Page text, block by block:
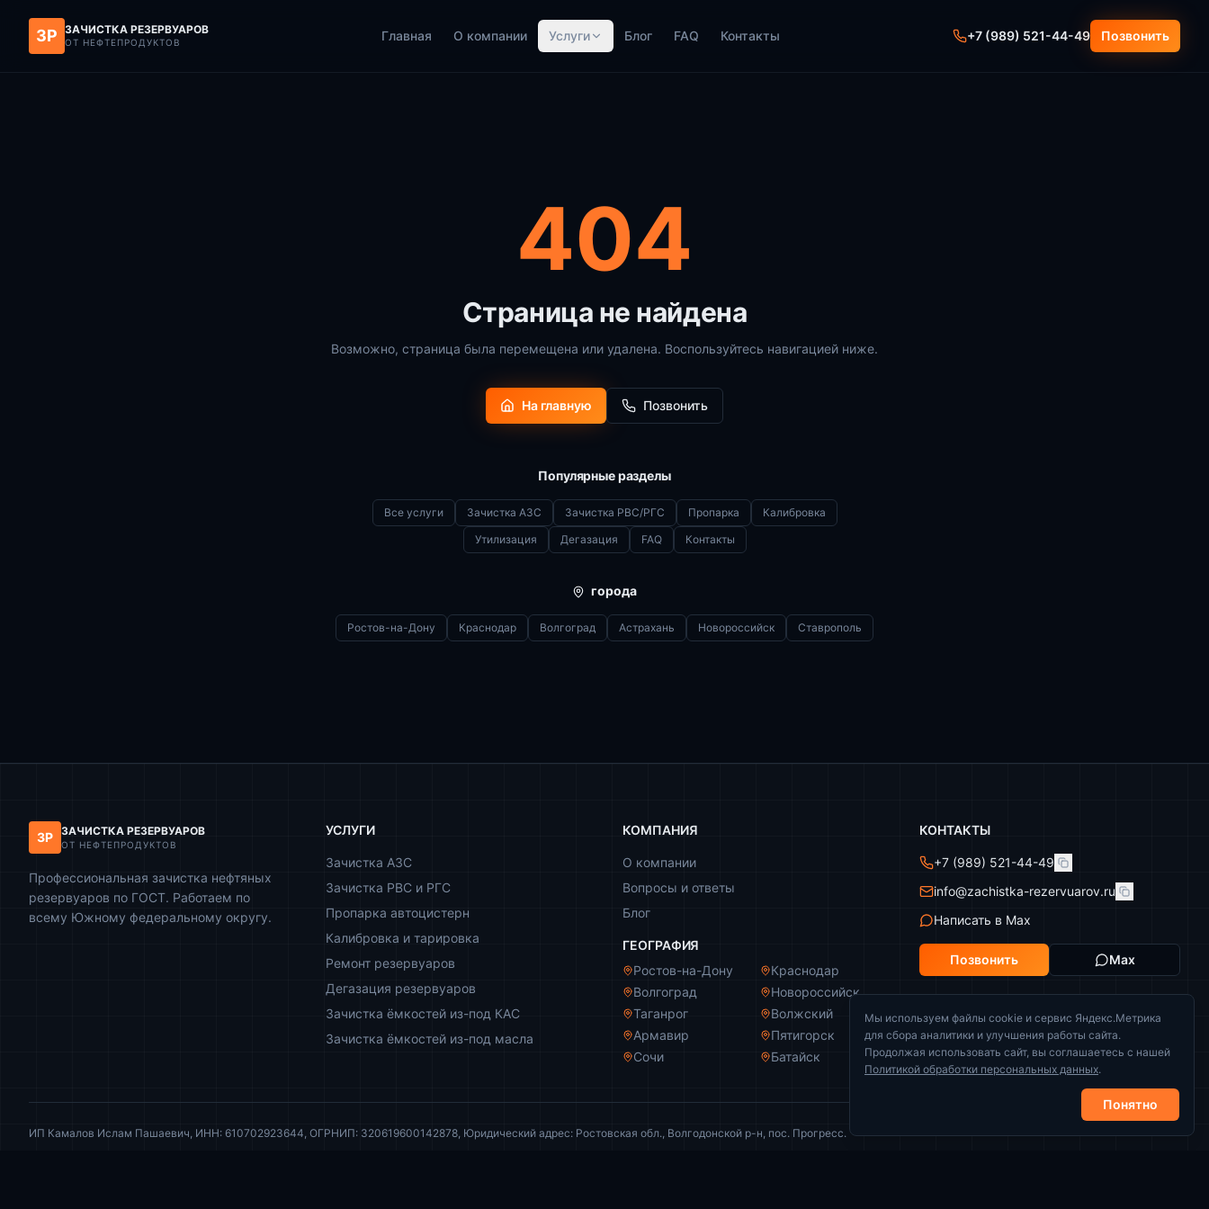
ЗР ЗАЧИСТКА РЕЗЕРВУАРОВ
ОТ НЕФТЕПРОДУКТОВ Главная О компании Услуги Блог FAQ Контакты +7 (989) 521-44-49 Позвонить
404
Страница не найдена
Возможно, страница была перемещена или удалена. Воспользуйтесь навигацией ниже.
На главную Позвонить
Популярные разделы
Все услуги Зачистка АЗС Зачистка РВС/РГС Пропарка
Калибровка
Утилизация
Дегазация FAQ Контакты
города
Ростов-на-Дону Краснодар Волгоград Астрахань Новороссийск Ставрополь
ЗР ЗАЧИСТКА РЕЗЕРВУАРОВ
ОТ НЕФТЕПРОДУКТОВ
Профессиональная зачистка нефтяных
резервуаров по ГОСТ. Работаем по
всему Южному федеральному округу.
УСЛУГИ
Зачистка АЗС
Зачистка РВС и РГС
Пропарка автоцистерн
Калибровка и тарировка
Ремонт резервуаров
Дегазация резервуаров
Зачистка ёмкостей из-под КАС
Зачистка ёмкостей из-под масла
КОМПАНИЯ
О компании
Вопросы и ответы
Блог
ГЕОГРАФИЯ
Ростов-на-Дону
Краснодар
Волгоград
Новороссийск
Таганрог
Волжский
Армавир
Пятигорск
Сочи
Батайск
КОНТАКТЫ
+7 (989) 521-44-49
info@zachistka-rezervuarov.ru
Написать в Max
Позвонить Max
ИП Камалов Ислам Пашаевич, ИНН: 610702923644, ОГРНИП: 320619600142878, Юридический адрес: Ростовская обл., Волгодонской р-н, пос. Прогресс.
Мы используем файлы cookie и сервис Яндекс.Метрика
для сбора аналитики и улучшения работы сайта.
Продолжая использовать сайт, вы соглашаетесь с нашей
Политикой обработки персональных данных.
Понятно